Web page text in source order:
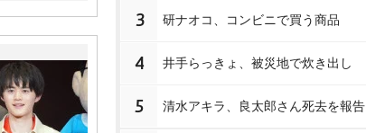
3 研ナオコ、コンビニで買う商品
4 井手らっきょ、被災地で炊き出し
5 清水アキラ、良太郎さん死去を報告